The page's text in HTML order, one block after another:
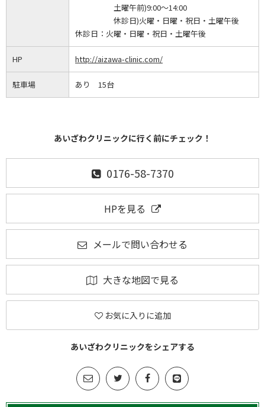
土曜午前)9:00～14:00
休診日)火曜・日曜・祝日・土曜午後
休診日： 火曜・日曜・祝日・土曜午後
HP http://aizawa-clinic.com/
駐車場 あり 15台
あいざわクリニックに行く前にチェック！
0176-58-7370
HPを見る
メールで問い合わせる
大きな地図で見る
お気に入りに追加
あいざわクリニックをシェアする